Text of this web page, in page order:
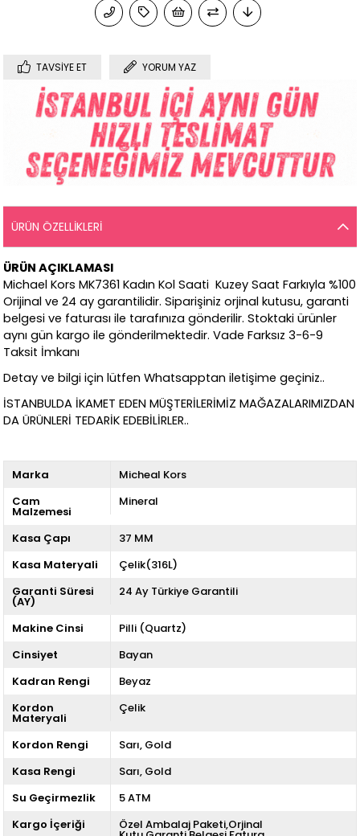
TAVSIYE ET YORUM YAZ
ÜRÜN ÖZELLIKLERI
ÜRÜN AÇIKLAMASI
Michael Kors MK7361 Kadın Kol Saati Kuzey Saat Farkıyla %100
Orijinal ve 24 ay garantilidir. Siparişiniz orjinal kutusu, garanti
belgesi ve faturası ile tarafınıza gönderilir. Stoktaki ürünler
aynı gün kargo ile gönderilmektedir. Vade Farksız 3-6-9
Taksit İmkanı
Detay ve bilgi için lütfen Whatsapptan iletişime geçiniz..
İSTANBULDA İKAMET EDEN MÜŞTERİLERİMİZ MAĞAZALARIMIZDAN
DA ÜRÜNLERİ TEDARİK EDEBİLİRLER..
Marka
Micheal Kors
Cam
Malzemesi
Mineral
Kasa Çapı
37 MM
Kasa Materyali
Çelik(316L)
Garanti Süresi
(AY)
24 Ay Türkiye Garantili
Makine Cinsi
Pilli (Quartz)
Cinsiyet
Bayan
Kadran Rengi
Beyaz
Kordon
Materyali
Çelik
Kordon Rengi Sarı Gold
Kasa Rengi
Sarı Gold
Su Geçirmezlik
5 ATM
Kargo İçeriği
Özel Ambalaj Paketi,Orjinal